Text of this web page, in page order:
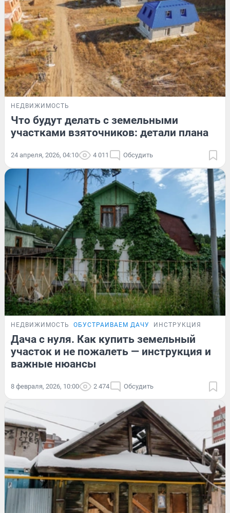
НЕДВИЖИМОСТЬ
Что будут делать с земельными
участками взяточников: детали плана
24 апреля, 2026, 04:10 4 011 Обсудить
НЕДВИЖИМОСТЬ ОБУСТРАИВАЕМ ДАЧУ ИНСТРУКЦИЯ
Дача с нуля. Как купить земельный
участок и не пожалеть — инструкция и
важные нюансы
8 февраля, 2026, 10:00 2 474 Обсудить